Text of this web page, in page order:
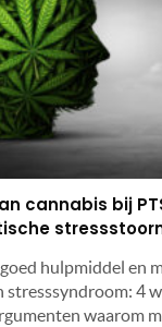
cannabis bij
hulpmiddel en
stresssyndroom: 4
waarom